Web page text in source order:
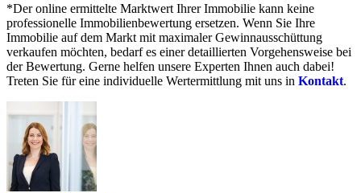
*Der online ermittelte Marktwert Ihrer Immobilie kann keine
professionelle Immobilienbewertung ersetzen. Wenn Sie Ihre
Immobilie auf dem Markt mit maximaler Gewinnausschüttung
verkaufen möchten, bedarf es einer detaillierten Vorgehensweise bei
der Bewertung. Gerne helfen unsere Experten Ihnen auch dabei!
Treten Sie für eine individuelle Wertermittlung mit uns in Kontakt.